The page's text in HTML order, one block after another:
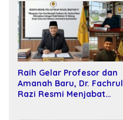
Raih Gelar Profesor dan
Amanah Baru, Dr. Fachrul
Razi Resmi Menjabat